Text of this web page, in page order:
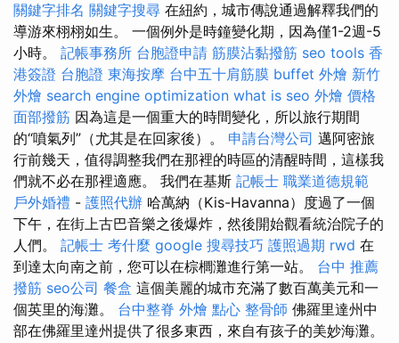
關鍵字排名 關鍵字搜尋 在紐約，城市傳說通過解釋我們的
導游來栩栩如生。 一個例外是時鐘變化期，因為僅1-2週-5
小時。 記帳事務所 台胞證申請 筋膜沾黏撥筋 seo tools 香
港簽證 台胞證 東海按摩 台中五十肩筋膜 buffet 外燴 新竹
外燴 search engine optimization what is seo 外燴 價格
面部撥筋 因為這是一個重大的時間變化，所以旅行期間
的“噴氣列”（尤其是在回家後）。 申請台灣公司 邁阿密旅
行前幾天，值得調整我們在那裡的時區的清醒時間，這樣我
們就不必在那裡適應。 我們在基斯 記帳士 職業道德規範
戶外婚禮 - 護照代辦 哈萬納（Kis-Havanna）度過了一個
下午，在街上古巴音樂之後爆炸，然後開始觀看統治院子的
人們。 記帳士 考什麼 google 搜尋技巧 護照過期 rwd 在
到達太向南之前，您可以在棕櫚灘進行第一站。 台中 推薦
撥筋 seo公司 餐盒 這個美麗的城市充滿了數百萬美元和一
個英里的海灘。 台中整脊 外燴 點心 整骨師 佛羅里達州中
部在佛羅里達州提供了很多東西，來自有孩子的美妙海灘。